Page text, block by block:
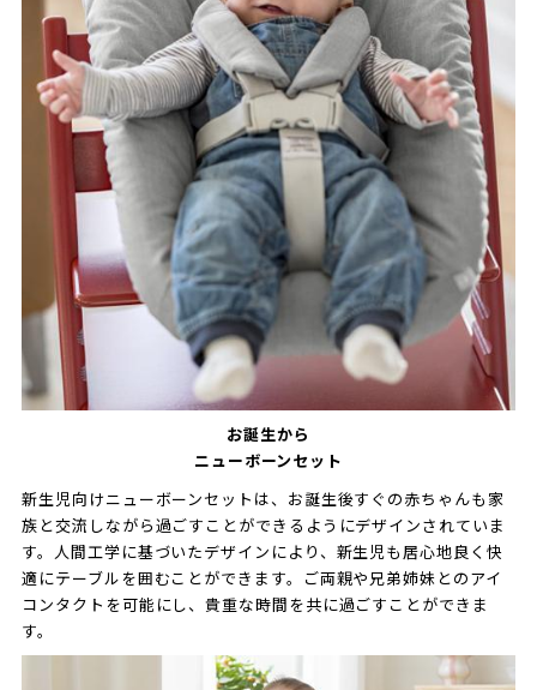
お誕生から
ニューボーンセット
新生児向けニューボーンセットは、お誕生後すぐの赤ちゃんも家
族と交流しながら過ごすことができるようにデザインされていま
す。人間工学に基づいたデザインにより、新生児も居心地良く快
適にテーブルを囲むことができます。ご両親や兄弟姉妹とのアイ
コンタクトを可能にし、貴重な時間を共に過ごすことができま
す。